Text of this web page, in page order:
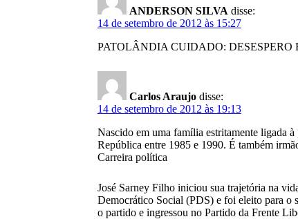
ANDERSON SILVA disse:
14 de setembro de 2012 às 15:27
PATOLÂNDIA CUIDADO:
Carlos Araujo disse:
14 de setembro de 2012 às 19:13
Nascido em uma família estritamente ligada
República entre 1985 e 1990. É também
Carreira política
José Sarney Filho iniciou sua trajetória na
Democrático Social (PDS) e foi eleito para o
o partido e ingressou no Partido da Frente